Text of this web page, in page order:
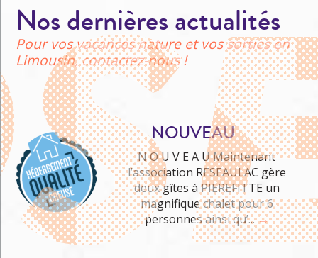
Nos dernières actualités
Pour vos vacances nature et vos sorties en
Limousin, contactez-nous !
NOUVEAU
N O U V E A U Maintenant
l’association RESEAULAC gère
deux gîtes à PIEREFITTE un
magnifique chalet pour 6
personnes ainsi qu’...→
Me cultiver